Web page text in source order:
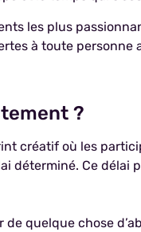
les plus
à toute personne
?
créatif où les
Ce délai
de quelque chose